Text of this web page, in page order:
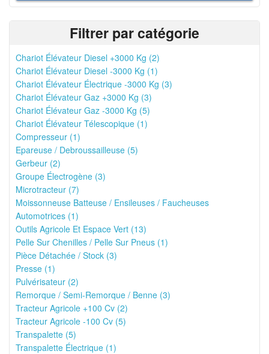
Filtrer par catégorie
Chariot Élévateur Diesel +3000 Kg (2)
Chariot Élévateur Diesel -3000 Kg (1)
Chariot Élévateur Électrique -3000 Kg (3)
Chariot Élévateur Gaz +3000 Kg (3)
Chariot Élévateur Gaz -3000 Kg (5)
Chariot Élévateur Télescopique (1)
Compresseur (1)
Epareuse / Debroussailleuse (5)
Gerbeur (2)
Groupe Électrogène (3)
Microtracteur (7)
Moissonneuse Batteuse / Ensileuses / Faucheuses
Automotrices (1)
Outils Agricole Et Espace Vert (13)
Pelle Sur Chenilles / Pelle Sur Pneus (1)
Pièce Détachée / Stock (3)
Presse (1)
Pulvérisateur (2)
Remorque / Semi-Remorque / Benne (3)
Tracteur Agricole +100 Cv (2)
Tracteur Agricole -100 Cv (5)
Transpalette (5)
Transpalette Électrique (1)